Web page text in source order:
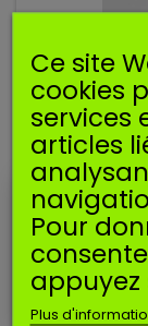
POINTEAU
Ce site
cookies
services
articles
Pour
appuyez
Plus